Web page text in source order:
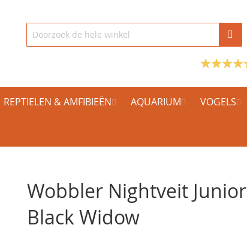
REPTIELEN & AMFIBIEËN AQUARIUM VOGELS
Wobbler Nightveit Junior
Black Widow